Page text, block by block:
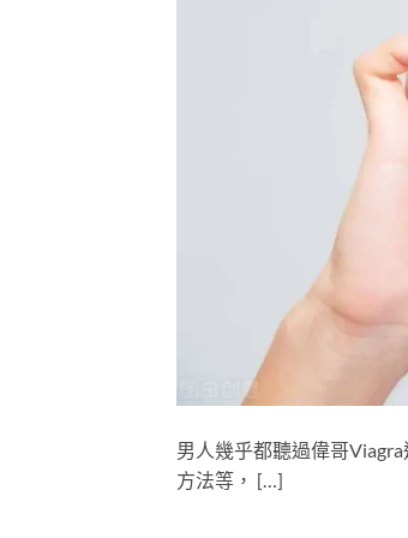
男人幾乎都聽過偉哥
方法等， […]